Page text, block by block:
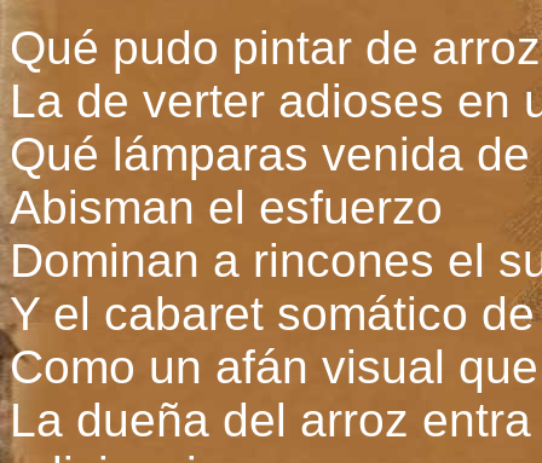
Qué pudo pintar de
La de verter adioses en
Qué lámparas venida
Abisman el esfuerzo
Dominan a rincones el
Y el cabaret somático
Como un afán visual
La dueña del arroz